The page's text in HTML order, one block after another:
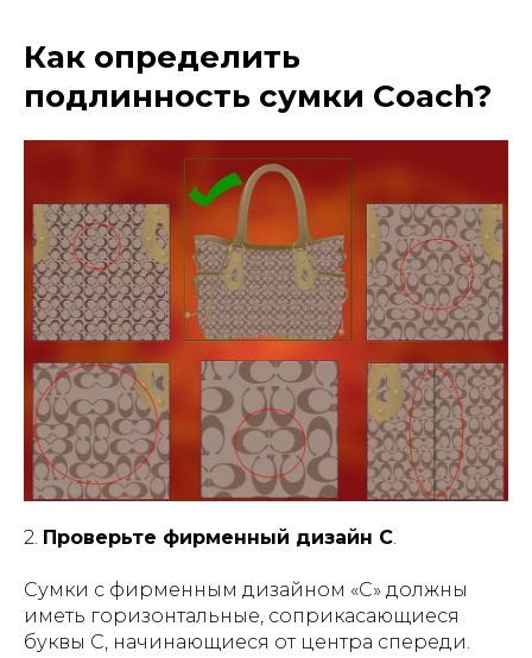
Как определить
подлинность сумки Coach?
2. Проверьте фирменный дизайн C
Сумки с фирменным дизайном «C» должны
иметь горизонтальные, соприкасающиеся
буквы C, начинающиеся от центра спереди.